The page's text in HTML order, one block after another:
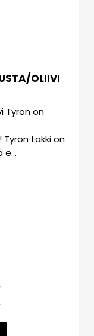
OLIIVI
Tyron on
takki on
e…
luokitus: